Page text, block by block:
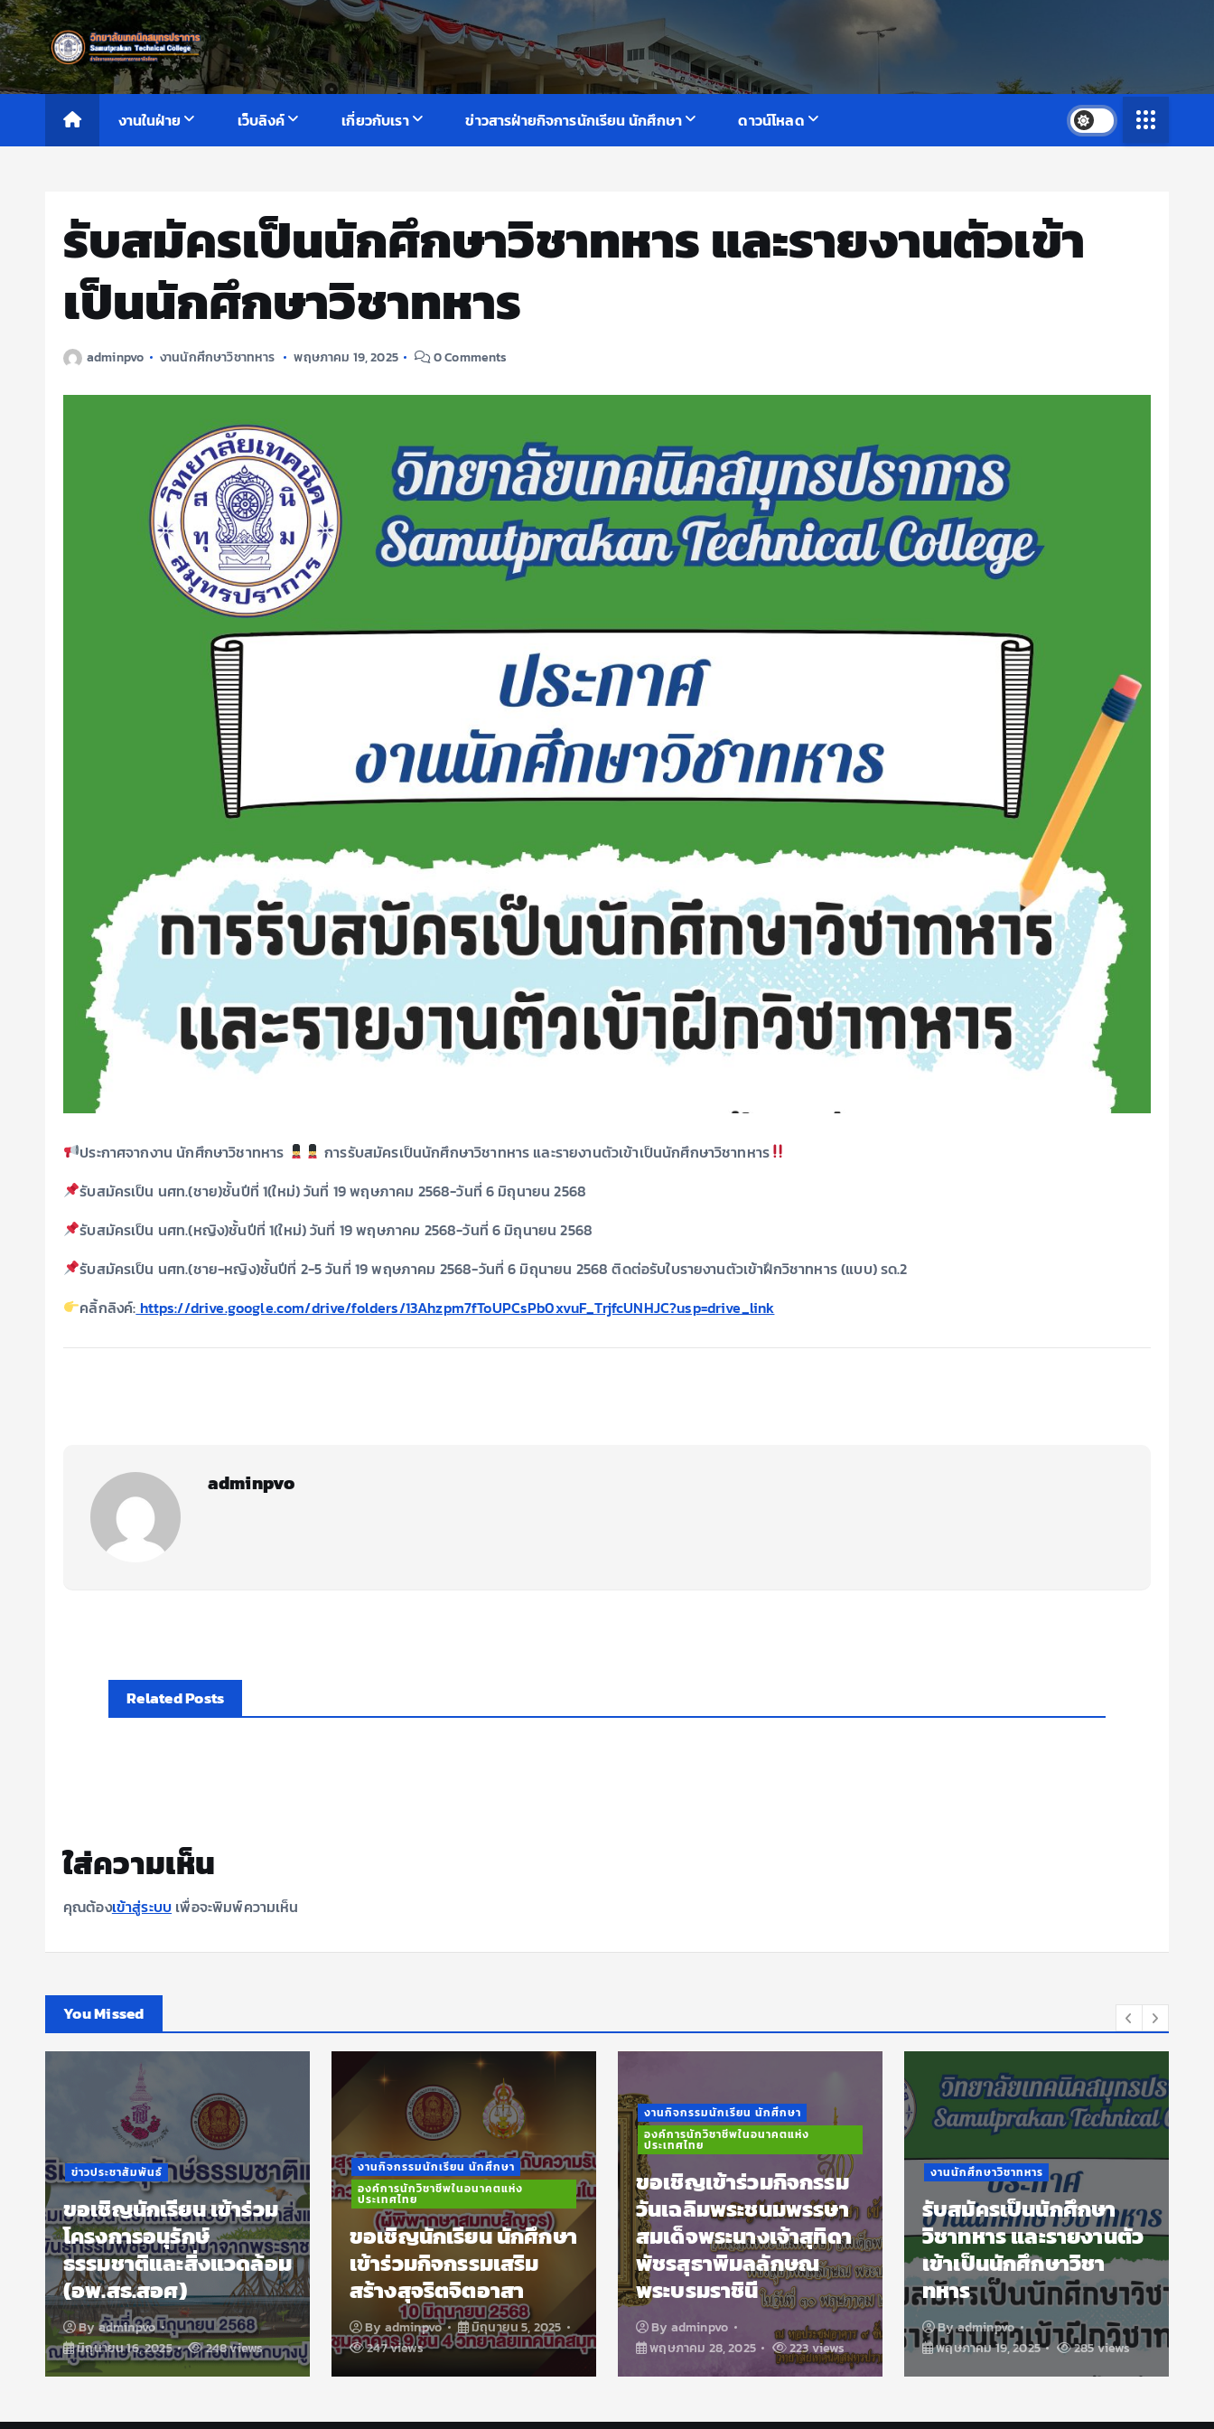
S
k
i
p
งานในฝ่าย เว็บลิงค์ เกี่ยวกับเรา ข่าวสารฝ่ายกิจการนักเรียน นักศึกษา ดาวน์โหลด
รับสมัครเป็นนักศึกษาวิชาทหาร และรายงานตัวเข้า
เป็นนักศึกษาวิชาทหาร
adminpvo งานนักศึกษาวิชาทหาร พฤษภาคม 19, 2025 0 Comments
ประกาศจากงาน นักศึกษาวิชาทหาร
การรับสมัครเป็นนักศึกษาวิชาทหาร และรายงานตัวเข้าเป็นนักศึกษาวิชาทหาร
รับสมัครเป็น นศท.(ชาย)ชั้นปีที่ 1(ใหม่) วันที่ 19 พฤษภาคม 2568-วันที่ 6 มิถุนายน 2568
รับสมัครเป็น นศท.(หญิง)ชั้นปีที่ 1(ใหม่) วันที่ 19 พฤษภาคม 2568-วันที่ 6 มิถุนายน 2568
รับสมัครเป็น นศท.(ชาย-หญิง)ชั้นปีที่ 2-5 วันที่ 19 พฤษภาคม 2568-วันที่ 6 มิถุนายน 2568 ติดต่อรับใบรายงานตัวเข้าฝึกวิชาทหาร (แบบ) รด.2
คลิ้กลิงค์: https://drive.google.com/drive/folders/13Ahzpm7fToUPCsPb0xvuF_TrjfcUNHJC?usp=drive_link
adminpvo
Related Posts
ใส่ความเห็น
คุณต้องเข้าสู่ระบบ เพื่อจะพิมพ์ความเห็น
You Missed
งานกิจกรรมนักเรียน นักศึกษา
องค์การนักวิชาชีพในอนาคตแห่ง
ประเทศไทย
ขอเชิญนักเรียน นักศึกษา
เข้าร่วมกิจกรรมเสริม
สร้างสุจริตจิตอาสา
Byadminpvo
มิถุนายน 5, 2025
247 views
งานกิจกรรมนักเรียน นักศึกษา
องค์การนักวิชาชีพในอนาคตแห่ง
ประเทศไทย
ขอเชิญเข้าร่วมกิจกรรม
วันเฉลิมพระชนมพรรษา
สมเด็จพระนางเจ้าสุทิดา
พัชรสุธาพิมลลักษณ
พระบรมราชินี
Byadminpvo
พฤษภาคม 28, 2025
223 views
งานนักศึกษาวิชาทหาร
รับสมัครเป็นนักศึกษา
วิชาทหาร และรายงานตัว
เข้าเป็นนักศึกษาวิชา
ทหาร
Byadminpvo
พฤษภาคม 19, 2025
285 views
องค์การนักวิชาชีพในอนาคตแห่ง
ประเทศไทย
ขอเชิญนักเรียน นักศึกษา
ใหม่ ระดับปวช.1 และ
ปวส. 1 ประจำปีการศึกษา
2568 เข้าร่วมกิจกรรม
ค่ายคุณธรรมและ
ปฐมนิเทศ
Byadminpvo
เมษายน 22, 2025
612 views